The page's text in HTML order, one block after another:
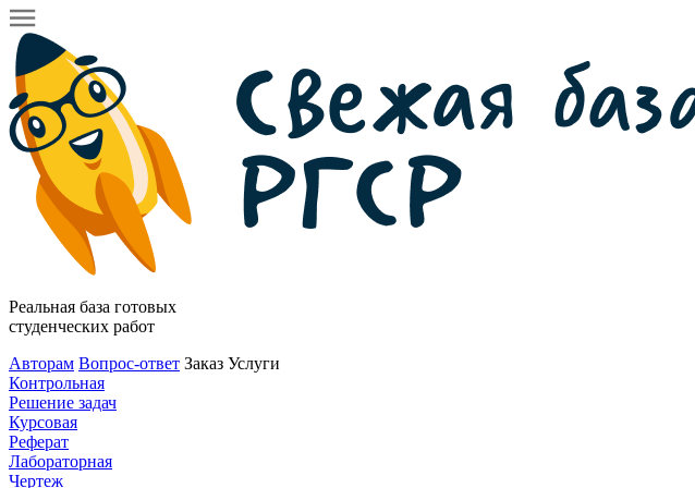
Реальная база готовых
студенческих работ
Авторам Вопрос-ответ Заказ Услуги
Контрольная
Решение задач
Курсовая
Реферат
Лабораторная
Чертеж